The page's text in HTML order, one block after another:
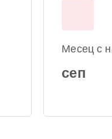
Месец с
сеп